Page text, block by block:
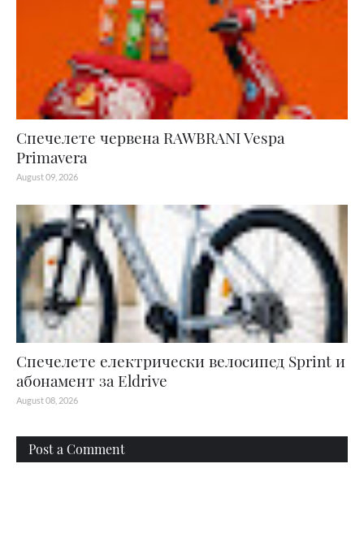
Спечелете червена RAWBRANI Vespa
Primavera
August 09, 2026
Спечелете електрически велосипед Sprint и
абонамент за Eldrive
August 08, 2026
Post a Comment